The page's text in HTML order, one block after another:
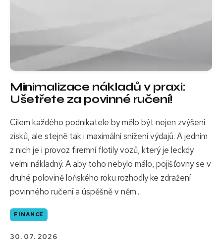
Minimalizace nákladů v praxi:
Ušetřete za povinné ručení!
Cílem každého podnikatele by mělo být nejen zvýšení
zisků, ale stejně tak i maximální snížení výdajů. A jedním
z nich je i provoz firemní flotily vozů, který je leckdy
velmi nákladný. A aby toho nebylo málo, pojišťovny se v
druhé polovině loňského roku rozhodly ke zdražení
povinného ručení a úspěšně v něm...
FINANCE
30. 07. 2026